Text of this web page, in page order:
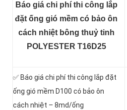
Báo giá chi phí thi công lắp
đặt ống gió mềm có bảo ôn
cách nhiệt bông thuỷ tinh
POLYESTER T16D25
✅ Báo giá chi phí thi công lắp đặt
ống gió mềm D100 có bảo ôn
cách nhiệt – 8md/ống